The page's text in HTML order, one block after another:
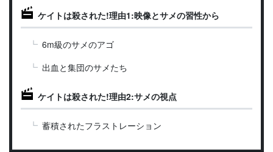
ケイトは殺された!理由1:映像とサメの習性から
6m級のサメのアゴ
出血と集団のサメたち
ケイトは殺された!理由2:サメの視点
蓄積されたフラストレーション